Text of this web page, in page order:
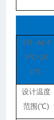
YR -A(-4
0℃~20
0℃
设计温度
范围(℃)